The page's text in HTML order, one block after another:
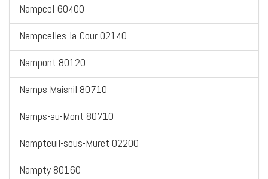
Nampcel 60400
Nampcelles-la-Cour 02140
Nampont 80120
Namps Maisnil 80710
Namps-au-Mont 80710
Nampteuil-sous-Muret 02200
Nampty 80160